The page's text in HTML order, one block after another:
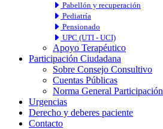
Pabellón y recuperación
Pediatría
Pensionado
UPC (UTI - UCI)
Apoyo Terapéutico
Participación Ciudadana
Sobre Consejo Consultivo
Cuentas Públicas
Norma General Participación
Urgencias
Derecho y deberes paciente
Contacto